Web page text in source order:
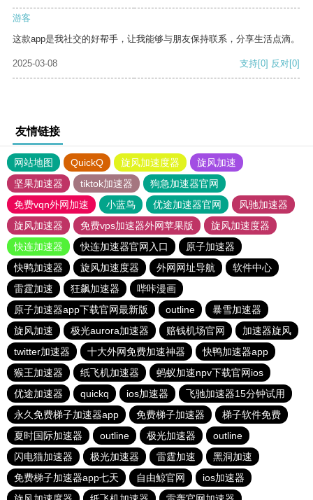
游客
这款app是我社交的好帮手，让我能够与朋友保持联系，分享生活点滴。
2025-03-08 支持[0] 反对[0]
友情链接
网站地图 QuickQ 旋风加速度器
旋风加速
坚果加速器
tiktok加速器
狗急加速器官网
免费vqn外网加速
小蓝鸟 优途加速器官网
风驰加速器
旋风加速器
免费vps加速器外网苹果版
旋风加速度器
快连加速器
快连加速器官网入口
原子加速器
快鸭加速器
旋风加速度器 外网网址导航
软件中心
雷霆加速
狂飙加速器
哔咔漫画
原子加速器app下载官网最新版
outline
暴雪加速器
旋风加速
极光aurora加速器 赔钱机场官网
加速器旋风
twitter加速器
十大外网免费加速神器
快鸭加速器app
猴王加速器
纸飞机加速器
蚂蚁加速npv下载官网ios
优途加速器
quickq ios加速器
飞驰加速器15分钟试用
永久免费梯子加速器app
免费梯子加速器
梯子软件免费
夏时国际加速器
outline 极光加速器
outline
闪电猫加速器
极光加速器 雷霆加速
黑洞加速
免费梯子加速器app七天
自由鲸官网
ios加速器